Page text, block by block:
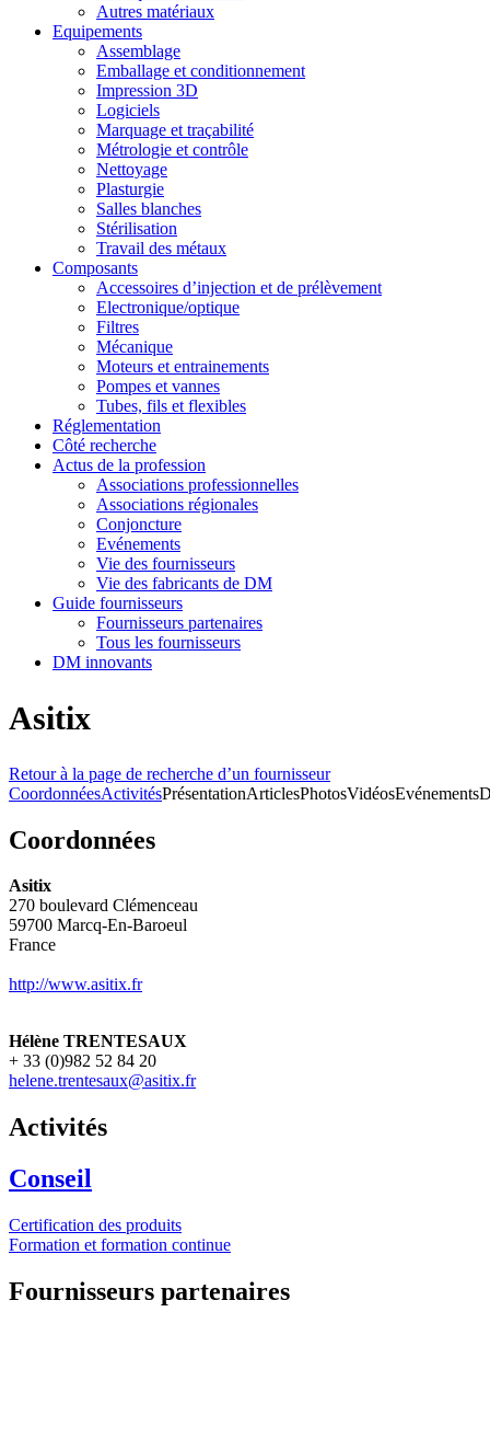
Autres matériaux
Equipements
Assemblage
Emballage et conditionnement
Impression 3D
Logiciels
Marquage et traçabilité
Métrologie et contrôle
Nettoyage
Plasturgie
Salles blanches
Stérilisation
Travail des métaux
Composants
Accessoires d’injection et de prélèvement
Electronique/optique
Filtres
Mécanique
Moteurs et entrainements
Pompes et vannes
Tubes, fils et flexibles
Réglementation
Côté recherche
Actus de la profession
Associations professionnelles
Associations régionales
Conjoncture
Evénements
Vie des fournisseurs
Vie des fabricants de DM
Guide fournisseurs
Fournisseurs partenaires
Tous les fournisseurs
DM innovants
Asitix
Retour à la page de recherche d’un fournisseur
CoordonnéesActivitésPrésentationArticlesPhotosVidéosEvénements
Coordonnées
Asitix
270 boulevard Clémenceau
59700 Marcq-En-Baroeul
France
http://www.asitix.fr
Hélène TRENTESAUX
+ 33 (0)982 52 84 20
helene.trentesaux@asitix.fr
Activités
Conseil
Certification des produits
Formation et formation continue
Fournisseurs partenaires